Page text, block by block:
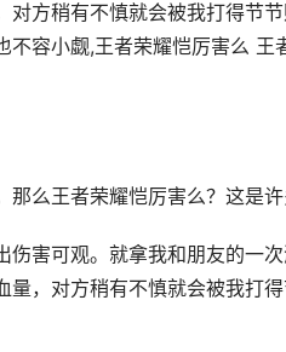
方稍有不慎就会被我打得节
容小觑,王者荣耀恺厉害么 王
么王者荣耀恺厉害么？这是许
害可观。就拿我和朋友的一
，对方稍有不慎就会被我打